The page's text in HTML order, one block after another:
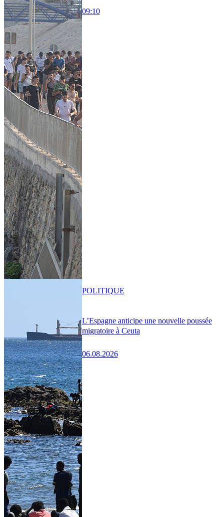
09:10
L’Espagne anticipe une nouvelle poussée
migratoire à Ceuta
06.08.2026
POLITIQUE